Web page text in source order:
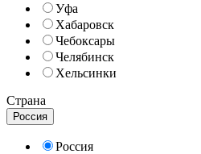
Уфа
Хабаровск
Чебоксары
Челябинск
Хельсинки
Страна
Россия
Россия